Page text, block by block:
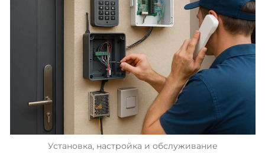
Установка, настройка и обслуживание